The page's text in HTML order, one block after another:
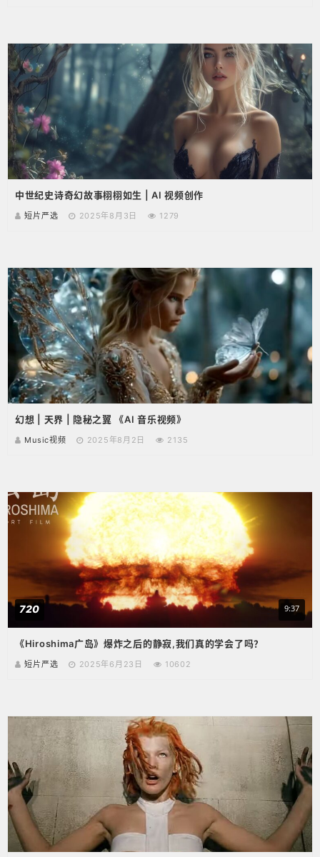
中世纪史诗奇幻故事栩栩如生 | AI 视频创作
短片严选 2025年8月3日 1279
幻想 | 天界 | 隐秘之翼 《AI 音乐视频》
Music视频 2025年8月2日 2135
720 9:37
《Hiroshima广岛》爆炸之后的静寂,我们真的学会了吗？
短片严选 2025年6月23日 10602